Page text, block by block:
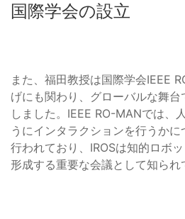
国際学会の設立
また、福田教授は国際学会IEEE
げにも関わり、グローバルな舞
しました。IEEE RO-MANでは、
うにインタラクションを行うか
行われており、IROSは知的ロボ
形成する重要な会議として知られ